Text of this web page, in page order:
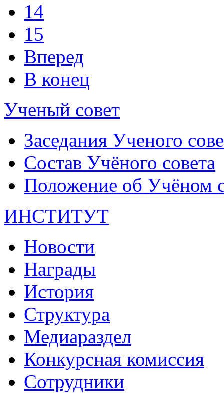
14
15
Вперед
В конец
Ученый совет
Заседания Ученого
Состав Учёного совета
Положение об Учёном
ИНСТИТУТ
Новости
Награды
История
Структура
Медиараздел
Конкурсная комиссия
Сотрудники